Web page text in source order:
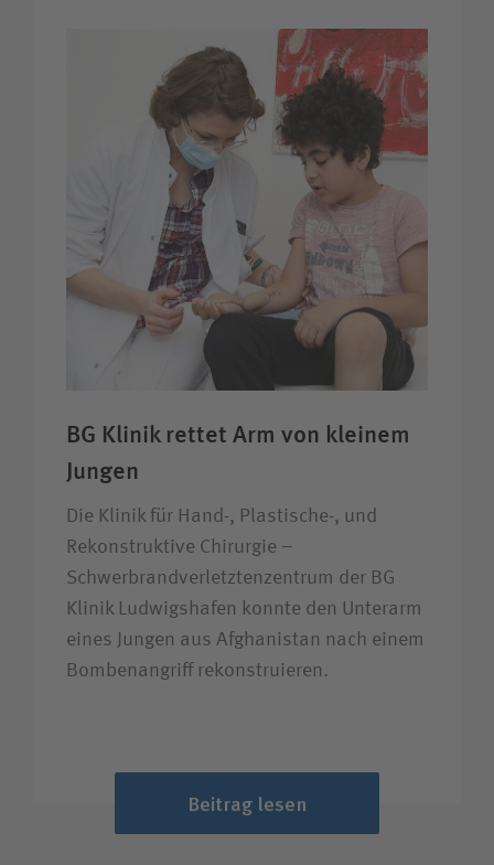
BG Klinik rettet Arm von kleinem
Jungen
Die Klinik für Hand-, Plastische-, und
Rekonstruktive Chirurgie –
Schwerbrandverletztenzentrum der BG
Klinik Ludwigshafen konnte den Unterarm
eines Jungen aus Afghanistan nach einem
Bombenangriff rekonstruieren.
Beitrag lesen